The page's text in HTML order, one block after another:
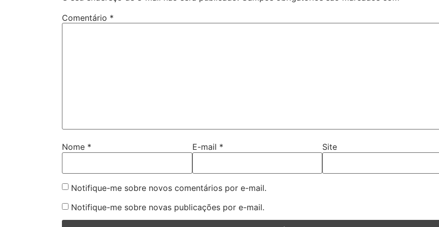
Comentário *
Nome * E-mail * Site
Notifique-me sobre novos comentários por e-mail.
Notifique-me sobre novas publicações por e-mail.